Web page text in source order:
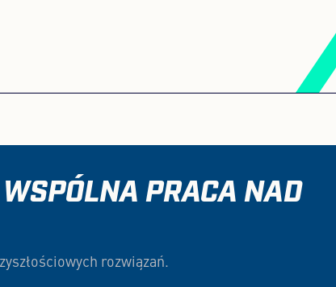
PRACA NAD
rozwiązań.